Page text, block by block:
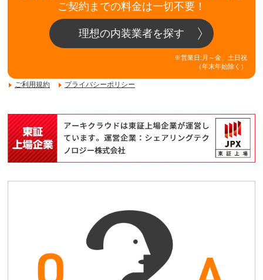
ご契約までの料金は一切不要！
理想の内装業者を探す
※営業日:月～金、土日祝
（年末年始除く）
ご利用規約 プライバシーポリシー